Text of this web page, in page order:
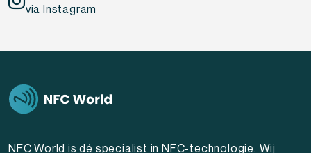
via Instagram
NFC World is dé specialist in NFC-technologie. Wij